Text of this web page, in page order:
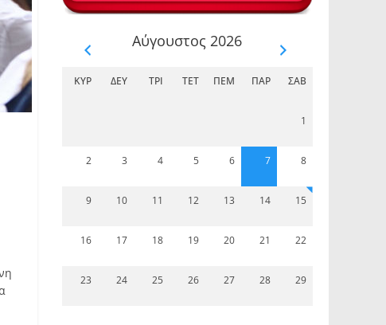
Αύγουστος 2026
ΚΥΡ ΔΕΥ ΤΡΊ ΤΕΤ ΠΈΜ ΠΑΡ ΣΆΒ
1
2 3 4 5 6 7 8
9 10 11 12 13 14 15
16 17 18 19 20 21 22
23 24 25 26 27 28 29